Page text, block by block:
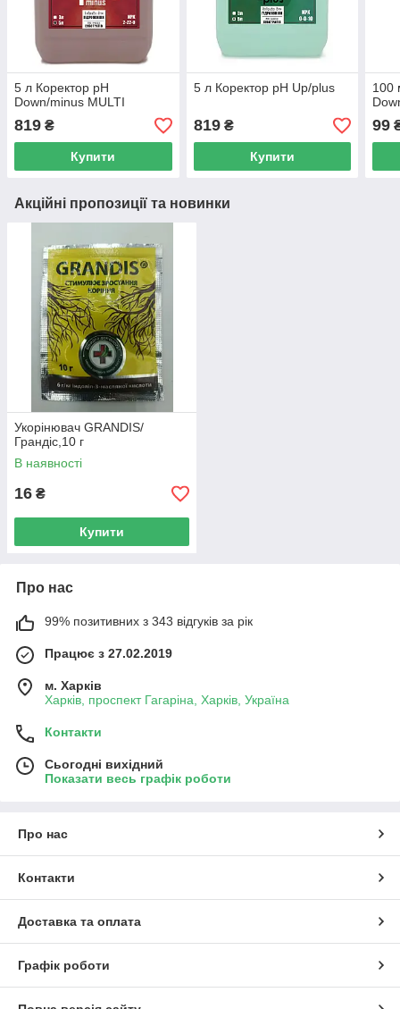
5 л Коректор pH
Down/minus MULTI
819 ₴
Купити
5 л Коректор pH Up/plus
819₴
Купити
100
99
Акційні пропозиції та новинки
Укорінювач GRANDIS/
Грандіс,10 г
В наявності
16 ₴
Купити
Про нас
99% позитивних з 343 відгуків за рік
Працює з 27.02.2019
м. Харків
Харків, проспект Гагаріна, Харків, Україна
Контакти
Сьогодні вихідний
Показати весь графік роботи
Про нас
Контакти
Доставка та оплата
Графік роботи